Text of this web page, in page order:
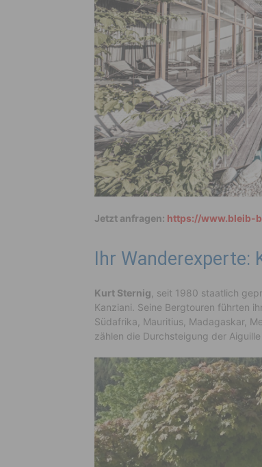
Jetzt anfragen: https://www.bleib-
Ihr Wanderexperte:
Kurt Sternig , seit 1980 staatlich
Kanziani. Seine Bergtouren führten
Südafrika, Mauritius, Madagaskar,
zählen die Durchsteigung der